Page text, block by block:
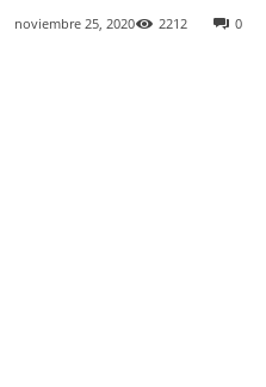
noviembre 25, 2020 0
2212